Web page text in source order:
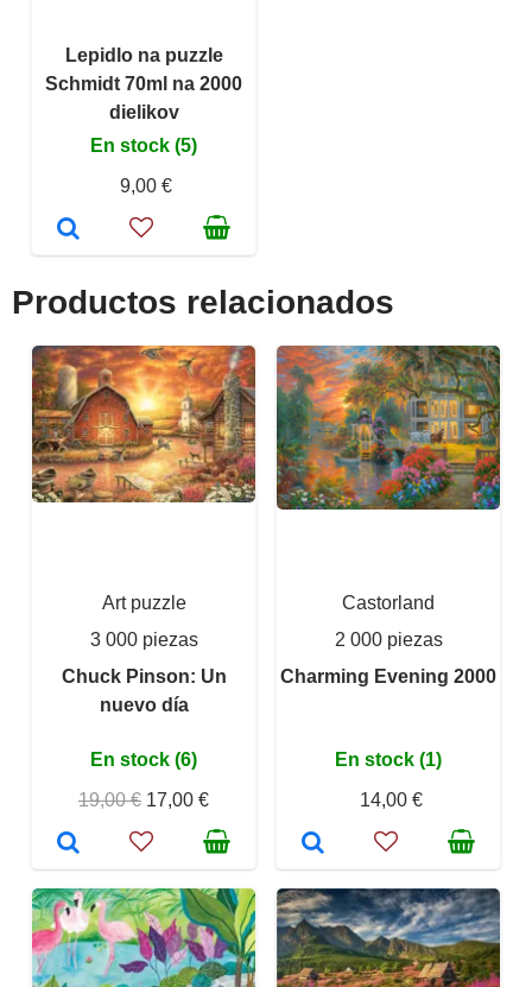
Lepidlo na puzzle
Schmidt 70ml na 2000
dielikov
En stock (5)
9,00 €
Productos relacionados
Art puzzle
3 000 piezas
Chuck Pinson: Un
nuevo día
En stock (6)
19,00 € 17,00 €
Castorland
2 000 piezas
Charming Evening 2000
En stock (1)
14,00 €